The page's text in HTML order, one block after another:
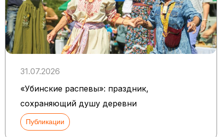
31.07.2026
«Убинские распевы»: праздник,
сохраняющий душу деревни
Публикации